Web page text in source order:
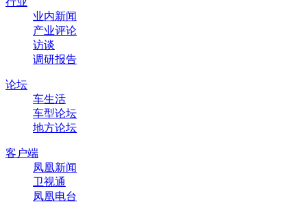
业内新闻
产业评论
访谈
调研报告
论坛
车生活
车型论坛
地方论坛
客户端
凤凰新闻
卫视通
凤凰电台